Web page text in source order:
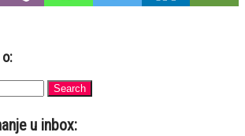
u inbox: